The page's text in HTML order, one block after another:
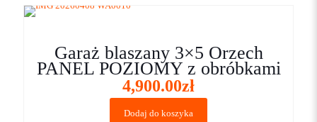
Garaż blaszany 3×5 Orzech
PANEL POZIOMY z obróbkami
4,900.00zł
Dodaj do koszyka